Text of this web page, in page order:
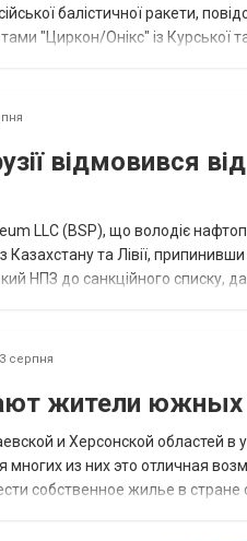
балістичної ракети,
"Циркон/Онікс" із Курської
відмовився
LLC (BSP), що володіє
Казахстану та Лівії,
НПЗ до санкційного списку,
3 серпня
жители южных
и Херсонской областей
из них это отличная
собственное жилье в